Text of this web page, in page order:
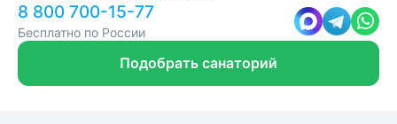
8 800 700-15-77
Бесплатно по России
Подобрать санаторий